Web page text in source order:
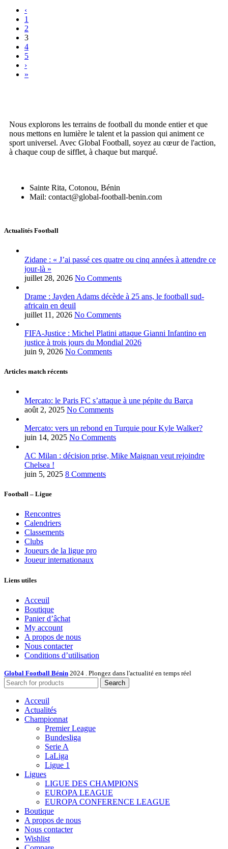
‹
1
2
3
4
5
›
»
Nous explorons les terrains de football du monde entier et que
nous mettons en lumière le talent et la passion qui animent ce
sport universel. Avec Global Football, soyez au cœur de l'action,
à chaque coup de sifflet, à chaque but marqué.
Sainte Rita, Cotonou, Bénin
Mail: contact@global-football-benin.com
Actualités Football
Zidane : « J’ai passé ces quatre ou cinq années à attendre ce
jour-là »
juillet 28, 2026 No Comments
Drame : Jayden Adams décède à 25 ans, le football sud-
africain en deuil
juillet 11, 2026 No Comments
FIFA-Justice : Michel Platini attaque Gianni Infantino en
justice à trois jours du Mondial 2026
juin 9, 2026 No Comments
Articles match récents
Mercato: le Paris FC s’attaque à une pépite du Barça
août 2, 2025 No Comments
Mercato: vers un rebond en Turquie pour Kyle Walker?
juin 14, 2025 No Comments
AC Milan : décision prise, Mike Maignan veut rejoindre
Chelsea !
juin 5, 2025 8 Comments
Football – Ligue
Rencontres
Calendriers
Classements
Clubs
Joueurs de la ligue pro
Joueur internationaux
Liens utiles
Acceuil
Boutique
Panier d’âchat
My account
A propos de nous
Nous contacter
Conditions d’utilisation
Global Football Bénin 2024 . Plongez dans l'actualité en temps réel
Search
Acceuil
Actualités
Championnat
Premier League
Bundesliga
Serie A
LaLiga
Ligue 1
Ligues
LIGUE DES CHAMPIONS
EUROPA LEAGUE
EUROPA CONFERENCE LEAGUE
Boutique
A propos de nous
Nous contacter
Wishlist